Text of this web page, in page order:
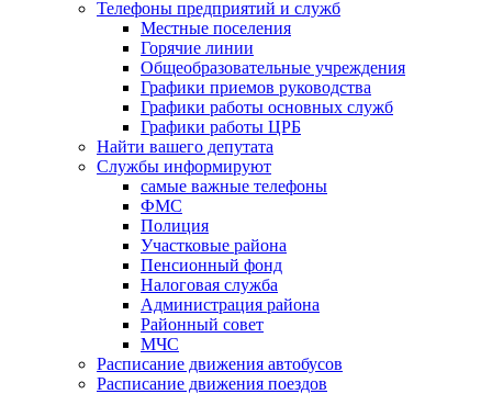
Телефоны предприятий и служб
Местные поселения
Горячие линии
Общеобразовательные учреждения
Графики приемов руководства
Графики работы основных служб
Графики работы ЦРБ
Найти вашего депутата
Службы информируют
самые важные телефоны
ФМС
Полиция
Участковые района
Пенсионный фонд
Налоговая служба
Администрация района
Районный совет
МЧС
Расписание движения автобусов
Расписание движения поездов